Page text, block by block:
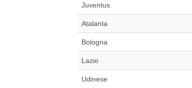
Juventus
Atalanta
Bologna
Lazio
Udinese